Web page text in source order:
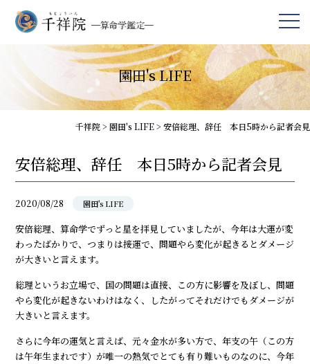
園田's LIFE
千祥院> 園田's LIFE> 安倍総理、辞任 本日5時から記者会見
安倍総理、辞任 本日5時から記者会見
2020/08/28 園田's LIFE
安倍総理、算命学でずっと星を拝見していましたが、今年は大運が変
わったばかりで、つまりは接運で、問題やら変化が起きるとダメージ
が大きいと言えます。
総理というお立場で、国の問題は直接、この方に影響を及ぼし、問題
やら変化が起きないわけはなく、したがってそれだけでもダメージが
大きいと言えます。
さらに今年の運気と言えば、元々金水が多い方で、年支の午（この方
は午年生まれです）が唯一の熱気でとても有り難いものなのに、今年